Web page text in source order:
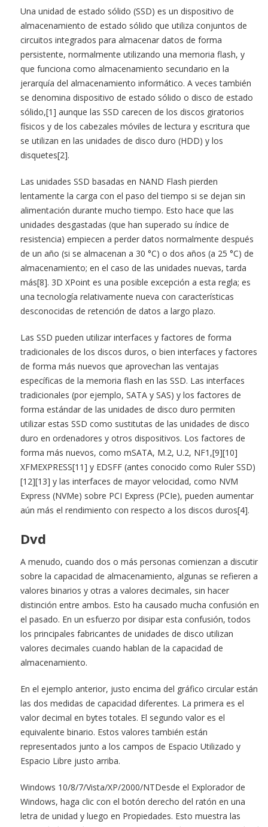
Una unidad de estado sólido (SSD) es un dispositivo de
almacenamiento de estado sólido que utiliza conjuntos de
circuitos integrados para almacenar datos de forma
persistente, normalmente utilizando una memoria flash, y
que funciona como almacenamiento secundario en la
jerarquía del almacenamiento informático. A veces también
se denomina dispositivo de estado sólido o disco de estado
sólido,[1] aunque las SSD carecen de los discos giratorios
físicos y de los cabezales móviles de lectura y escritura que
se utilizan en las unidades de disco duro (HDD) y los
disquetes[2].
Las unidades SSD basadas en NAND Flash pierden
lentamente la carga con el paso del tiempo si se dejan sin
alimentación durante mucho tiempo. Esto hace que las
unidades desgastadas (que han superado su índice de
resistencia) empiecen a perder datos normalmente después
de un año (si se almacenan a 30 °C) o dos años (a 25 °C) de
almacenamiento; en el caso de las unidades nuevas, tarda
más[8]. 3D XPoint es una posible excepción a esta regla; es
una tecnología relativamente nueva con características
desconocidas de retención de datos a largo plazo.
Las SSD pueden utilizar interfaces y factores de forma
tradicionales de los discos duros, o bien interfaces y factores
de forma más nuevos que aprovechan las ventajas
específicas de la memoria flash en las SSD. Las interfaces
tradicionales (por ejemplo, SATA y SAS) y los factores de
forma estándar de las unidades de disco duro permiten
utilizar estas SSD como sustitutas de las unidades de disco
duro en ordenadores y otros dispositivos. Los factores de
forma más nuevos, como mSATA, M.2, U.2, NF1,[9][10]
XFMEXPRESS[11] y EDSFF (antes conocido como Ruler SSD)
[12][13] y las interfaces de mayor velocidad, como NVM
Express (NVMe) sobre PCI Express (PCIe), pueden aumentar
aún más el rendimiento con respecto a los discos duros[4].
Dvd
A menudo, cuando dos o más personas comienzan a discutir
sobre la capacidad de almacenamiento, algunas se refieren a
valores binarios y otras a valores decimales, sin hacer
distinción entre ambos. Esto ha causado mucha confusión en
el pasado. En un esfuerzo por disipar esta confusión, todos
los principales fabricantes de unidades de disco utilizan
valores decimales cuando hablan de la capacidad de
almacenamiento.
En el ejemplo anterior, justo encima del gráfico circular están
las dos medidas de capacidad diferentes. La primera es el
valor decimal en bytes totales. El segundo valor es el
equivalente binario. Estos valores también están
representados junto a los campos de Espacio Utilizado y
Espacio Libre justo arriba.
Windows 10/8/7/Vista/XP/2000/NTDesde el Explorador de
Windows, haga clic con el botón derecho del ratón en una
letra de unidad y luego en Propiedades. Esto muestra las